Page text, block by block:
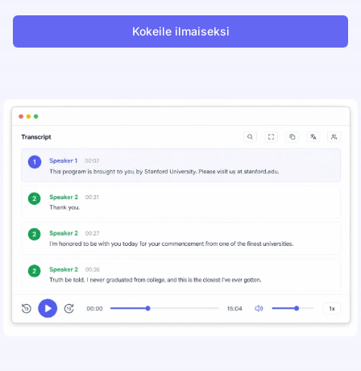
Kokeile ilmaiseksi